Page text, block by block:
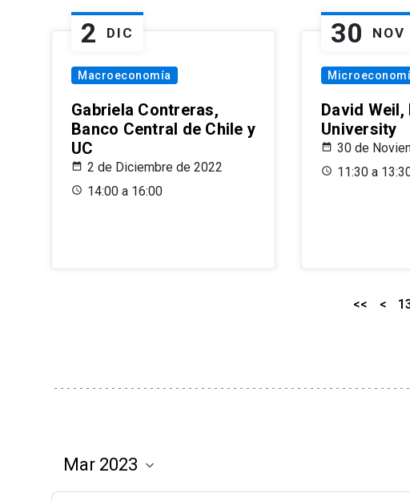
2 DIC
Macroeconomía
Gabriela Contreras,
Banco Central de Chile y
UC
2 de Diciembre de 2022
14:00 a 16:00
30 NOV
David Weil,
University
30 de
11:30 a
<< <